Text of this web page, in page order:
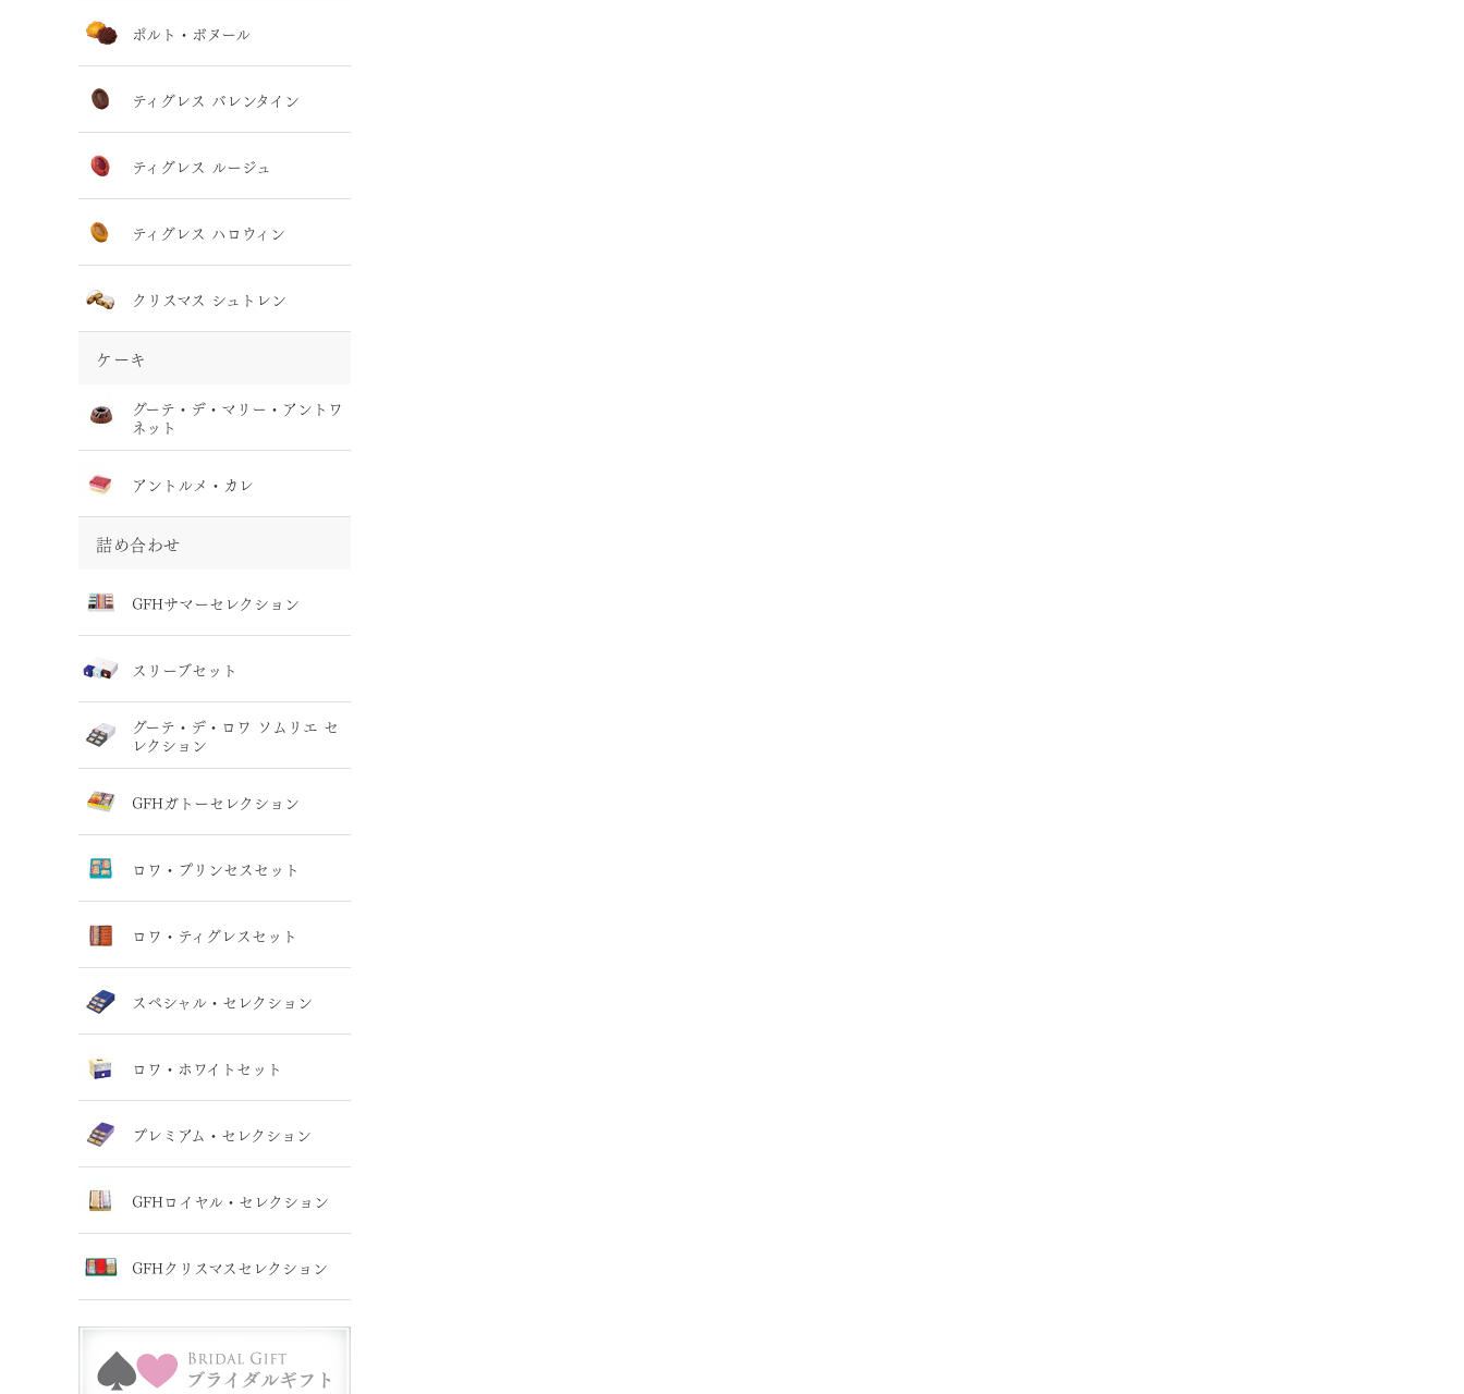
ポルト・ボヌール
ティグレス バレンタイン
ティグレス ルージュ
ティグレス ハロウィン
クリスマス シュトレン
ケーキ
グーテ・デ・マリー・アントワ
ネット
アントルメ・カレ
詰め合わせ
GFHサマーセレクション
スリーブセット
グーテ・デ・ロワ ソムリエ セ
レクション
GFHガトーセレクション
ロワ・プリンセスセット
ロワ・ティグレスセット
スペシャル・セレクション
ロワ・ホワイトセット
プレミアム・セレクション
GFHロイヤル・セレクション
GFHクリスマスセレクション